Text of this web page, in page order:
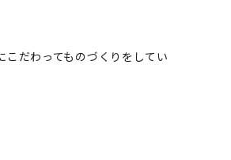
だわってものづくりをしてい